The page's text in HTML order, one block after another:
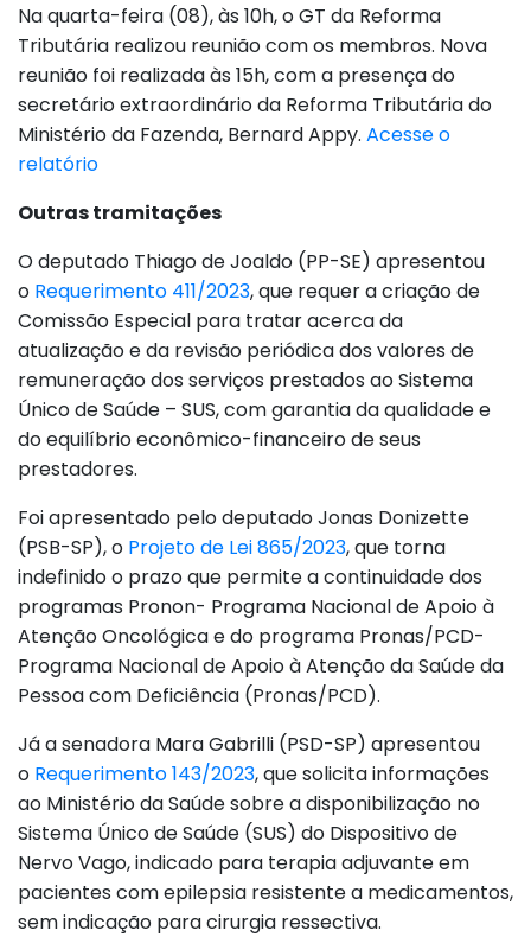
Na quarta-feira (08), às 10h, o GT da Reforma
Tributária realizou reunião com os membros. Nova
reunião foi realizada às 15h, com a presença do
secretário extraordinário da Reforma Tributária do
Ministério da Fazenda, Bernard Appy. Acesse o
relatório
Outras tramitações
O deputado Thiago de Joaldo (PP-SE) apresentou
o Requerimento 411/2023, que requer a criação de
Comissão Especial para tratar acerca da
atualização e da revisão periódica dos valores de
remuneração dos serviços prestados ao Sistema
Único de Saúde – SUS, com garantia da qualidade e
do equilíbrio econômico-financeiro de seus
prestadores.
Foi apresentado pelo deputado Jonas Donizette
(PSB-SP), o Projeto de Lei 865/2023, que torna
indefinido o prazo que permite a continuidade dos
programas Pronon- Programa Nacional de Apoio à
Atenção Oncológica e do programa Pronas/PCD-
Programa Nacional de Apoio à Atenção da Saúde da
Pessoa com Deficiência (Pronas/PCD).
Já a senadora Mara Gabrilli (PSD-SP) apresentou
o Requerimento 143/2023, que solicita informações
ao Ministério da Saúde sobre a disponibilização no
Sistema Único de Saúde (SUS) do Dispositivo de
Nervo Vago, indicado para terapia adjuvante em
pacientes com epilepsia resistente a medicamentos,
sem indicação para cirurgia ressectiva.